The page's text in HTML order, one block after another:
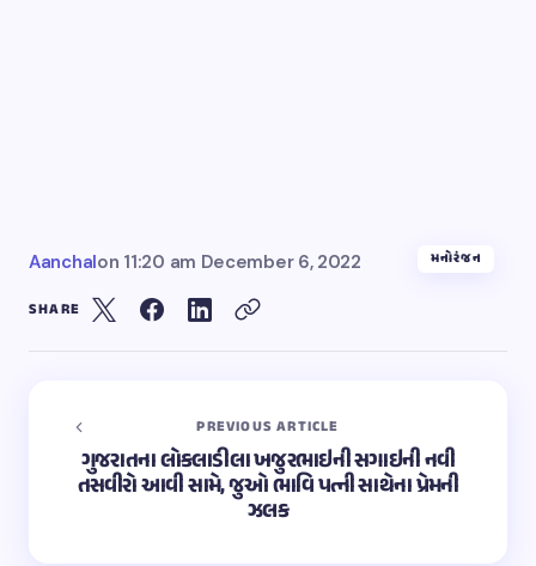
Aanchalon 11:20 am December 6, 2022 મનોરંજન
SHARE
PREVIOUS ARTICLE
ગુજરાતના લોકલાડીલા ખજુરભાઇની સગાઇની નવી
તસવીરો આવી સામે, જુઓ ભાવિ પત્ની સાથેના પ્રેમની
ઝલક